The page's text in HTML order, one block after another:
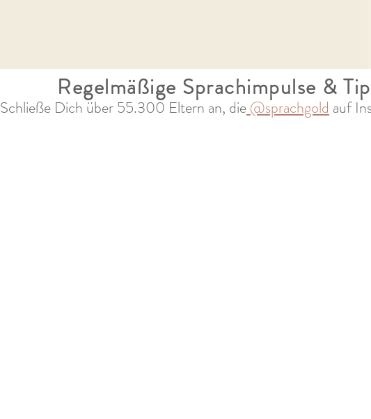
Regelmäßige Sprachimpulse &
Schließe Dich über 55.300 Eltern an, die@sprachgold auf